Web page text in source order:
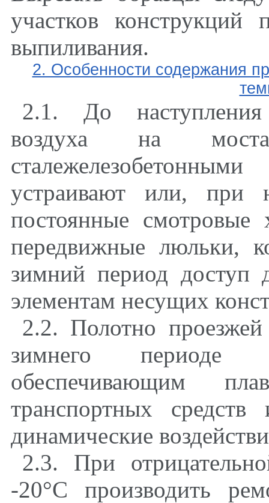
участков
выпиливания.
2. Особенности содержания
2.1. До наступления
воздуха на
устраивают или, при
постоянные
передвижные люльки,
зимний период доступ
элементам несущих
2.2. Полотно
зимнего
обеспечивающим
транспортных
динамические
2.3. При
-20°С производить